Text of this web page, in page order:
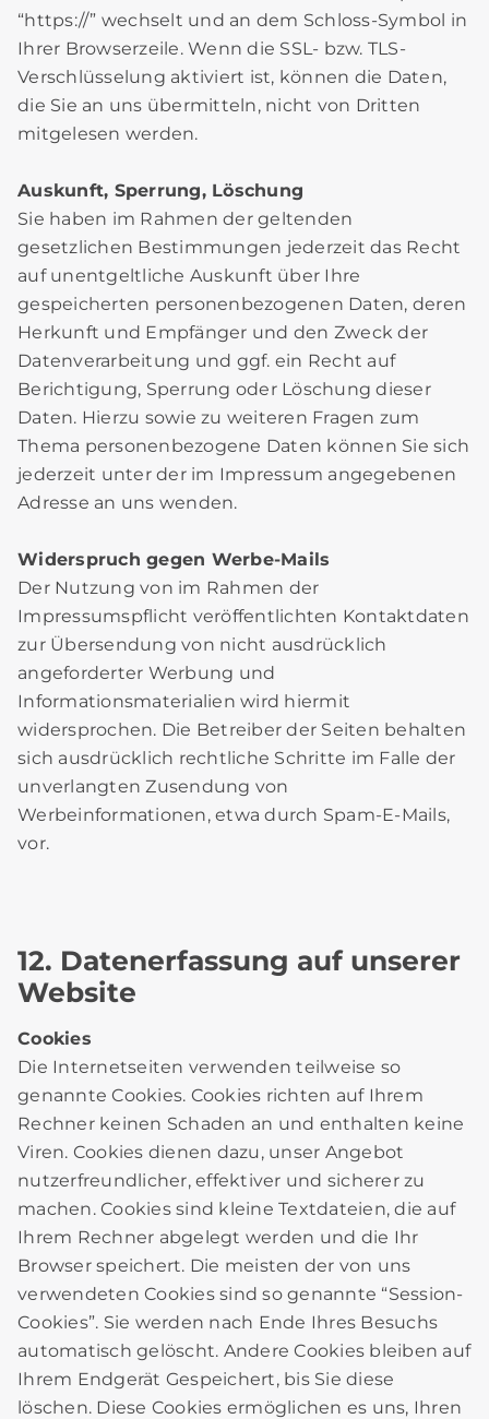
“https://” wechselt und an dem Schloss-Symbol in
Ihrer Browserzeile. Wenn die SSL- bzw. TLS-
Verschlüsselung aktiviert ist, können die Daten,
die Sie an uns übermitteln, nicht von Dritten
mitgelesen werden.
Auskunft, Sperrung, Löschung
Sie haben im Rahmen der geltenden
gesetzlichen Bestimmungen jederzeit das Recht
auf unentgeltliche Auskunft über Ihre
gespeicherten personenbezogenen Daten, deren
Herkunft und Empfänger und den Zweck der
Datenverarbeitung und ggf. ein Recht auf
Berichtigung, Sperrung oder Löschung dieser
Daten. Hierzu sowie zu weiteren Fragen zum
Thema personenbezogene Daten können Sie sich
jederzeit unter der im Impressum angegebenen
Adresse an uns wenden.
Widerspruch gegen Werbe-Mails
Der Nutzung von im Rahmen der
Impressumspflicht veröffentlichten Kontaktdaten
zur Übersendung von nicht ausdrücklich
angeforderter Werbung und
Informationsmaterialien wird hiermit
widersprochen. Die Betreiber der Seiten behalten
sich ausdrücklich rechtliche Schritte im Falle der
unverlangten Zusendung von
Werbeinformationen, etwa durch Spam-E-Mails,
vor.
12. Datenerfassung auf unserer
Website
Cookies
Die Internetseiten verwenden teilweise so
genannte Cookies. Cookies richten auf Ihrem
Rechner keinen Schaden an und enthalten keine
Viren. Cookies dienen dazu, unser Angebot
nutzerfreundlicher, effektiver und sicherer zu
machen. Cookies sind kleine Textdateien, die auf
Ihrem Rechner abgelegt werden und die Ihr
Browser speichert. Die meisten der von uns
verwendeten Cookies sind so genannte “Session-
Cookies”. Sie werden nach Ende Ihres Besuchs
automatisch gelöscht. Andere Cookies bleiben auf
Ihrem Endgerät Gespeichert, bis Sie diese
löschen. Diese Cookies ermöglichen es uns, Ihren